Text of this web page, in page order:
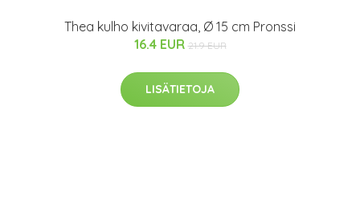
Thea kulho kivitavaraa, Ø 15 cm Pronssi
16.4 EUR 21.9 EUR
LISÄTIETOJA